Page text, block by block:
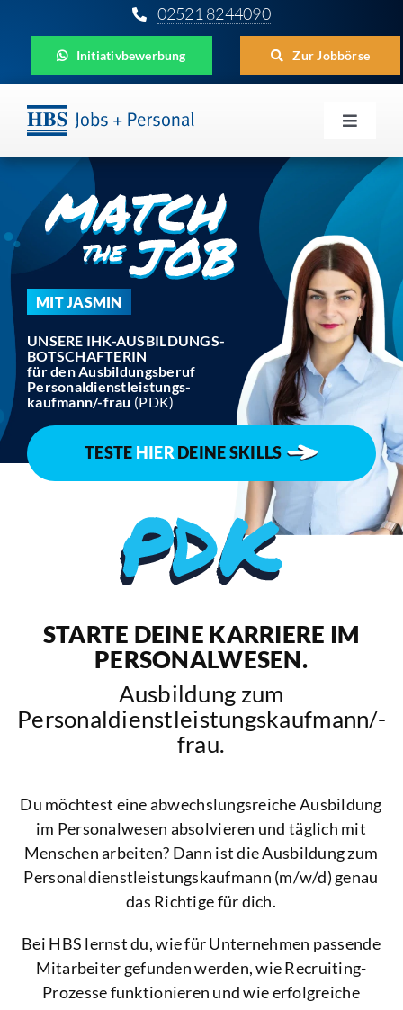
Inhalt
springen
02521 8244090
Initiativbewerbung Zur Jobbörse
Toggle
Für Unternehmen
Für Bewerber
Für Schüler
Aktuelles
HBS
MIT JASMIN
UNSERE IHK-AUSBILDUNGS-
BOTSCHAFTERIN
für den Ausbildungsberuf
Personaldienstleistungs-
kaufmann/-frau (PDK)
TESTE HIER DEINE SKILLS
STARTE DEINE KARRIERE IM
PERSONALWESEN.
Ausbildung zum
Personaldienstleistungskaufmann/-
frau.
Du möchtest eine abwechslungsreiche Ausbildung
im Personalwesen absolvieren und täglich mit
Menschen arbeiten? Dann ist die Ausbildung zum
Personaldienstleistungskaufmann (m/w/d) genau
das Richtige für dich.
Bei HBS lernst du, wie für Unternehmen passende
Mitarbeiter gefunden werden, wie Recruiting-
Prozesse funktionieren und wie erfolgreiche